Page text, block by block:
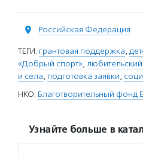
Российская Федерация
ТЕГИ: грантовая поддержка,
«Добрый спорт», любительский
и села, подготовка заявки,
НКО: Благотворительный фонд
Узнайте больше в